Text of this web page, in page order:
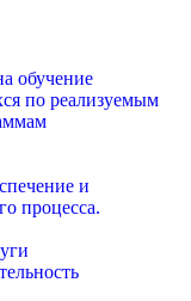
обучение
по реализуемым
и
процесса.